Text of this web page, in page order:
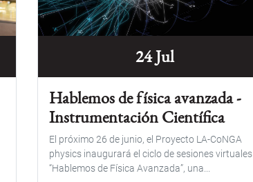
24 Jul
Hablemos de física avanzada -
Instrumentación Científica
El próximo 26 de junio, el Proyecto LA-CoNGA
physics inaugurará el ciclo de sesiones virtuales
“Hablemos de Física Avanzada”, una...